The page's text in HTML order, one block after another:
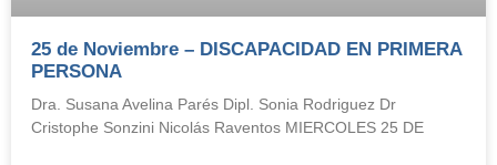
25 de Noviembre – DISCAPACIDAD EN PRIMERA
PERSONA
Dra. Susana Avelina Parés Dipl. Sonia Rodriguez Dr
Cristophe Sonzini Nicolás Raventos MIERCOLES 25 DE